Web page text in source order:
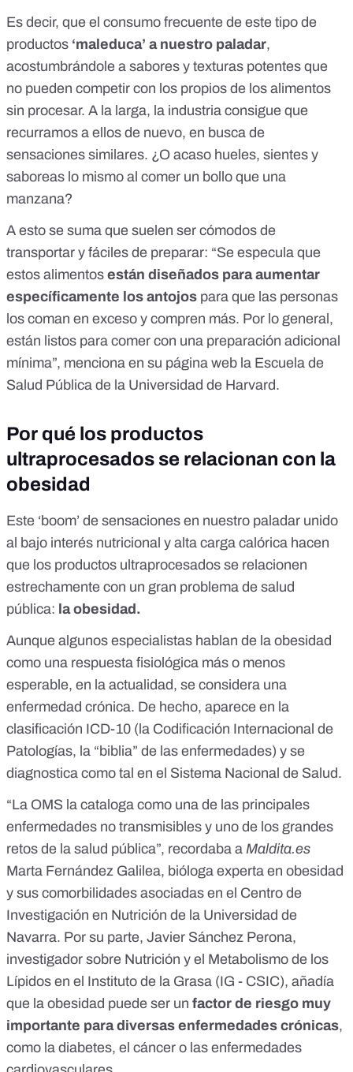
Es decir, que el consumo frecuente de este tipo de
productos ‘maleduca’ a nuestro paladar,
acostumbrándole a sabores y texturas potentes que
no pueden competir con los propios de los alimentos
sin procesar. A la larga, la industria consigue que
recurramos a ellos de nuevo, en busca de
sensaciones similares. ¿O acaso hueles, sientes y
saboreas lo mismo al comer un bollo que una
manzana?
A esto se suma que suelen ser cómodos de
transportar y fáciles de preparar: “Se especula que
estos alimentos están diseñados para aumentar
específicamente los antojos para que las personas
los coman en exceso y compren más. Por lo general,
están listos para comer con una preparación adicional
mínima”, menciona en su página web la Escuela de
Salud Pública de la Universidad de Harvard.
Por qué los productos
ultraprocesados se relacionan con la
obesidad
Este ‘boom’ de sensaciones en nuestro paladar unido
al bajo interés nutricional y alta carga calórica hacen
que los productos ultraprocesados se relacionen
estrechamente con un gran problema de salud
pública: la obesidad .
Aunque algunos especialistas hablan de la obesidad
como una respuesta fisiológica más o menos
esperable, en la actualidad, se considera una
enfermedad crónica. De hecho, aparece en la
clasificación ICD-10 (la Codificación Internacional de
Patologías, la “biblia” de las enfermedades) y se
diagnostica como tal en el Sistema Nacional de Salud.
“La OMS la cataloga como una de las principales
enfermedades no transmisibles y uno de los grandes
retos de la salud pública”, recordaba a Maldita.es
Marta Fernández Galilea, bióloga experta en obesidad
y sus comorbilidades asociadas en el Centro de
Investigación en Nutrición de la Universidad de
Navarra. Por su parte, Javier Sánchez Perona,
investigador sobre Nutrición y el Metabolismo de los
Lípidos en el Instituto de la Grasa (IG - CSIC), añadía
que la obesidad puede ser un factor de riesgo muy
importante para diversas enfermedades crónicas,
como la diabetes, el cáncer o las enfermedades